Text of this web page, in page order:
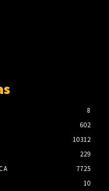
8
602
10312
229
7725
10